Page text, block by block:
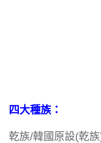
四大種族：
乾族/韓國原設(乾